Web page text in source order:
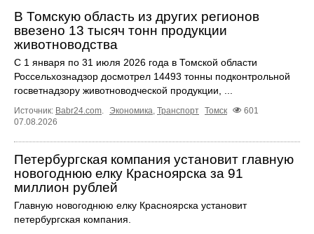
В Томскую область из других регионов
ввезено 13 тысяч тонн продукции
животноводства
С 1 января по 31 июля 2026 года в Томской области
Россельхознадзор досмотрел 14493 тонны подконтрольной
госветнадзору животноводческой продукции, ...
Источник: Babr24.com. Экономика, Транспорт Томск
601
07.08.2026
Петербургская компания установит главную
новогоднюю елку Красноярска за 91
миллион рублей
Главную новогоднюю елку Красноярска установит
петербургская компания.